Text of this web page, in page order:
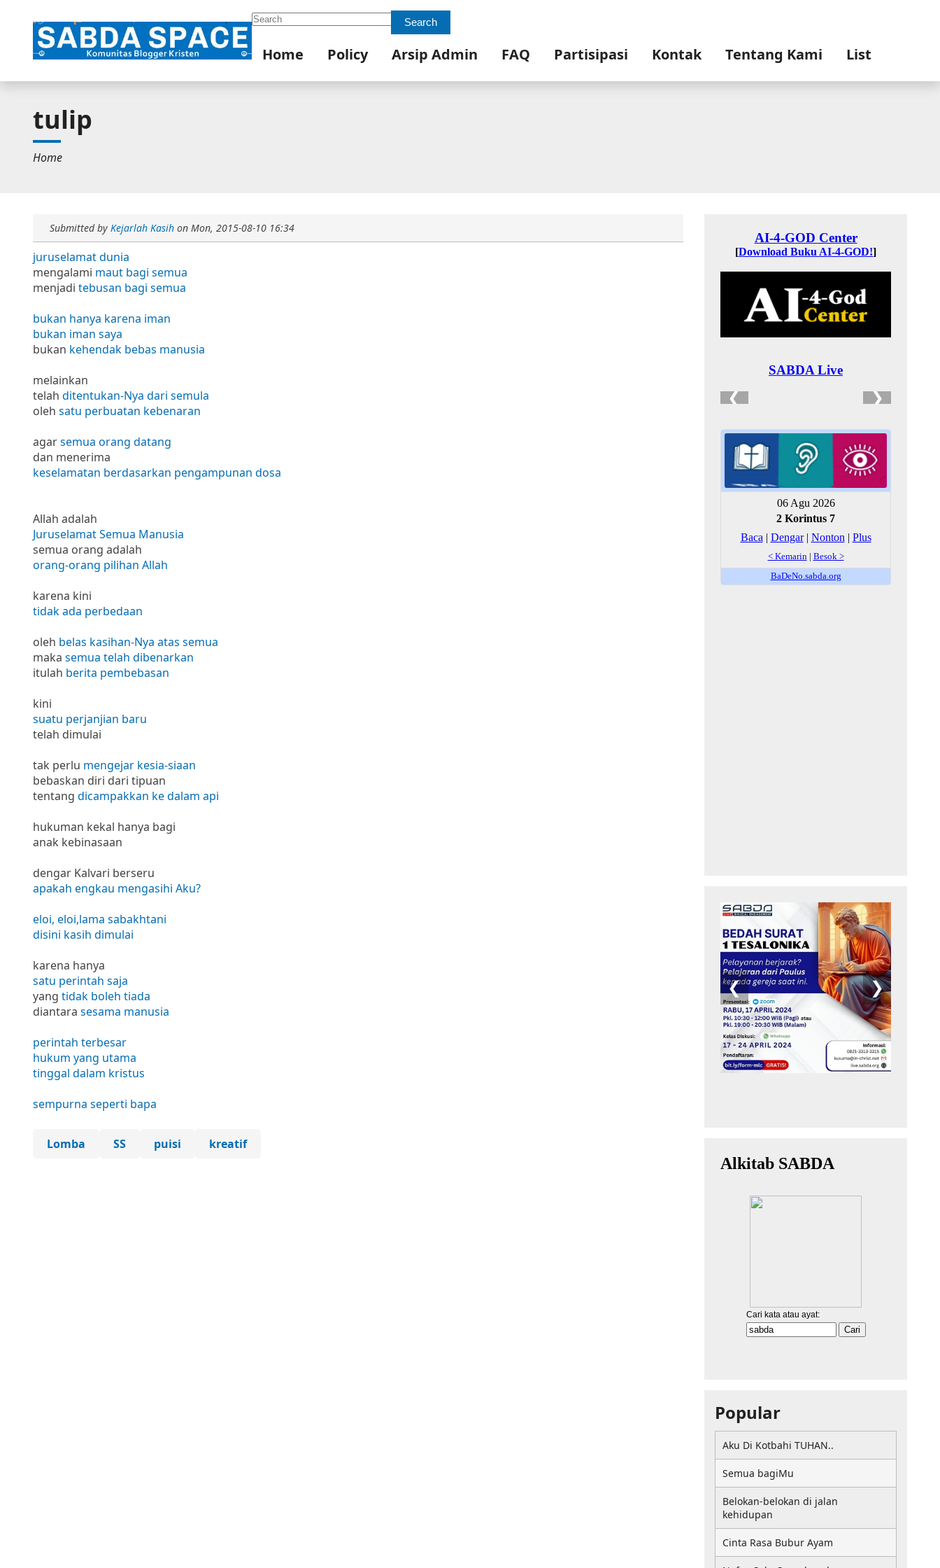
Search Search
Home Policy Arsip Admin FAQ Partisipasi Kontak Tentang Kami List
tulip
Home
Submitted by Kejarlah Kasih on Mon, 2015-08-10 16:34
juruselamat dunia
mengalami maut bagi semua
menjadi tebusan bagi semua
bukan hanya karena iman
bukan iman saya
bukan kehendak bebas manusia
melainkan
telah ditentukan-Nya dari semula
oleh satu perbuatan kebenaran
agarsemua orang datang
dan menerima
keselamatan berdasarkan pengampunan dosa
Allah adalah
Juruselamat Semua Manusia
semua orang adalah
orang-orang pilihan Allah
karena kini
tidak ada perbedaan
oleh belas kasihan-Nya atas semua
maka semua telah dibenarkan
itulah berita pembebasan
kini
suatu perjanjian baru
telah dimulai
tak perlu mengejar kesia-siaan
bebaskan diri dari tipuan
tentang dicampakkan ke dalam api
hukuman kekal hanya bagi
anak kebinasaan
dengar Kalvari berseru
apakah engkau mengasihi Aku?
eloi, eloi,lama sabakhtani
disini kasih dimulai
karena hanya
satu perintah saja
yang tidak boleh tiada
diantara sesama manusia
perintah terbesar
hukum yang utama
tinggal dalam kristus
sempurna seperti bapa
Lomba SS puisi kreatif
Popular
Aku Di Kotbahi TUHAN..
Semua bagiMu
Belokan-belokan di jalan
kehidupan
Cinta Rasa Bubur Ayam